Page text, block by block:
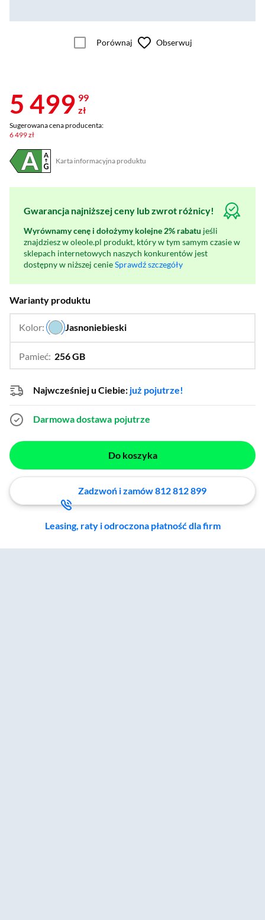
Porównaj Obserwuj
5 499 99
zł
Sugerowana cena producenta:
6 499 zł
Karta informacyjna produktu
Plik w formacie pdf
(otworzy się w nowym oknie)
Gwarancja najniższej ceny lub zwrot różnicy!
Wyrównamy cenę i dołożymy kolejne 2% rabatu jeśli
znajdziesz w oleole.pl produkt, który w tym samym czasie w
sklepach internetowych naszych konkurentów jest
dostępny w niższej cenieSprawdź szczegóły
Warianty produktu
Kolor: Jasnoniebieski
Pamieć: 256 GB
Najwcześniej u Ciebie: już pojutrze!
Darmowa dostawa pojutrze
Do koszyka
Zadzwoń i zamów 812 812 899
Leasing, raty i odroczona płatność dla firm